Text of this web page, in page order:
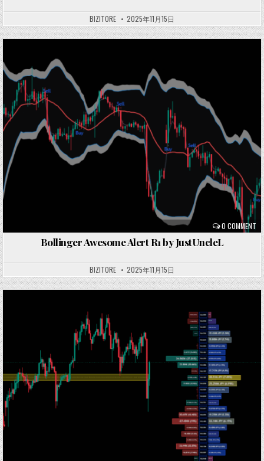
BIZITORE 2025年11月15日
0 COMMENT
Posted
in
Bollinger Awesome Alert R1 by JustUncleL
BIZITORE 2025年11月15日